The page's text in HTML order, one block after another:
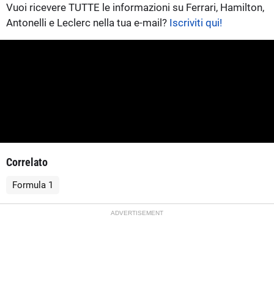
Vuoi ricevere TUTTE le informazioni su Ferrari, Hamilton,
Antonelli e Leclerc nella tua e-mail? Iscriviti qui!
Correlato
Formula 1
ADVERTISEMENT